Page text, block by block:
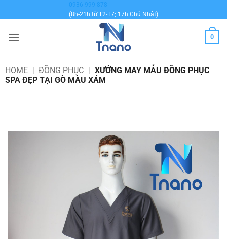
qua
dung
0936 999 878
(8h-21h từ T2-T7; 17h Chủ Nhật)
0
HOME | ĐỒNG PHỤC | XƯỞNG MAY MẪU ĐỒNG PHỤC
SPA ĐẸP TẠI GÒ MÀU XÁM